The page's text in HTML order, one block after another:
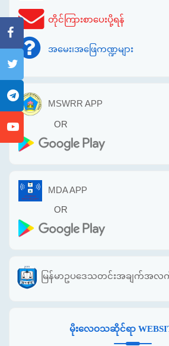
တိုင်ကြားစာပေးပို့ရန်
အမေး၊အဖြေကဏ္ဍများ
MSWRR APP
OR
MDA APP
OR
မြန်မာဥပဒေသတင်းအချက်အလ
မိုးလေဝသဆိုင်ရာ